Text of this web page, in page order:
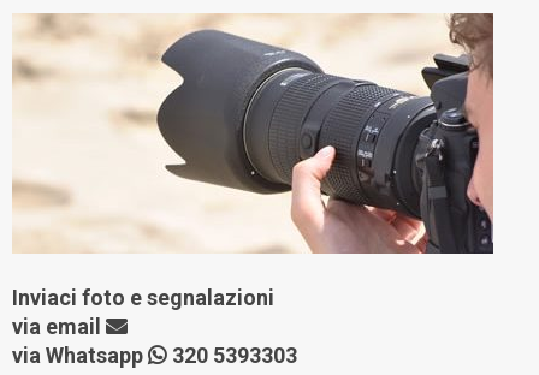
Inviaci foto e segnalazioni
via email
via Whatsapp
320 5393303